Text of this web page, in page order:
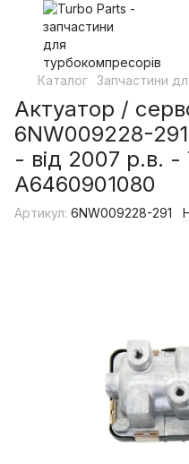
Каталог Запчастини
Актуатор /
6NW009228-
- від 2007 р.в.
A6460901080
Артикул: 6NW009228-291